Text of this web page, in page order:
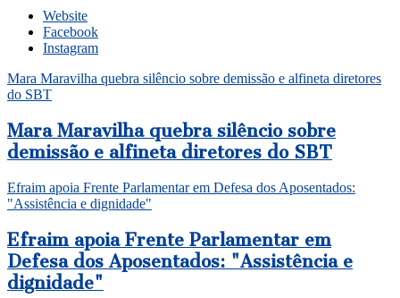
Website
Facebook
Instagram
Mara Maravilha quebra silêncio sobre demissão e alfineta diretores
do SBT
Mara Maravilha quebra silêncio sobre
demissão e alfineta diretores do SBT
Efraim apoia Frente Parlamentar em Defesa dos Aposentados:
"Assistência e dignidade"
Efraim apoia Frente Parlamentar em
Defesa dos Aposentados: "Assistência e
dignidade"